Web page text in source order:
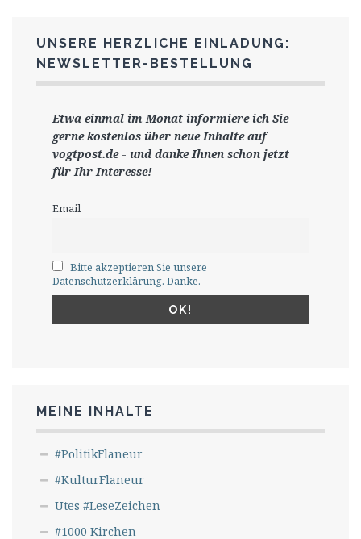
UNSERE HERZLICHE EINLADUNG:
NEWSLETTER-BESTELLUNG
Etwa einmal im Monat informiere ich Sie
gernekostenlos über neue Inhalte auf
vogtpost.de- und danke Ihnen schon jetzt
für Ihr Interesse!
Email
Bitte akzeptieren Sie unsere
Datenschutzerklärung. Danke.
MEINE INHALTE
#PolitikFlaneur
#KulturFlaneur
Utes #LeseZeichen
#1000 Kirchen